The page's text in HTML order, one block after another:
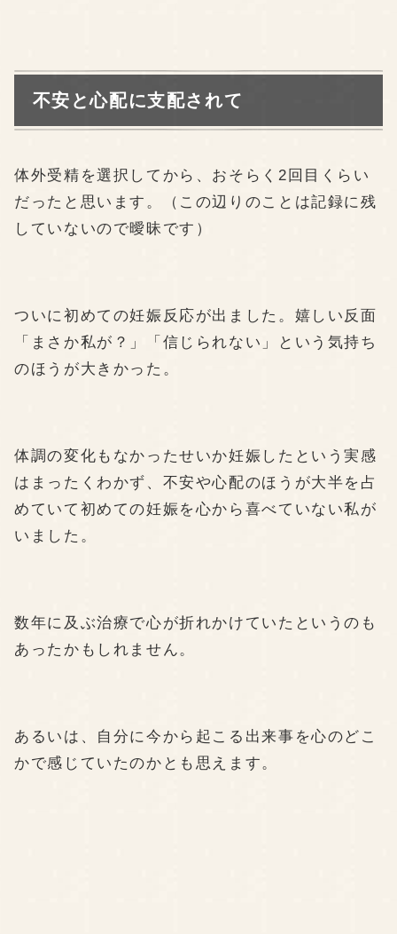
不安と心配に支配されて
体外受精を選択してから、おそらく2回目くらい
だったと思います。（この辺りのことは記録に残
していないので曖昧です）
ついに初めての妊娠反応が出ました。嬉しい反面
「まさか私が？」「信じられない」という気持ち
のほうが大きかった。
体調の変化もなかったせいか妊娠したという実感
はまったくわかず、不安や心配のほうが大半を占
めていて初めての妊娠を心から喜べていない私が
いました。
数年に及ぶ治療で心が折れかけていたというのも
あったかもしれません。
あるいは、自分に今から起こる出来事を心のどこ
かで感じていたのかとも思えます。